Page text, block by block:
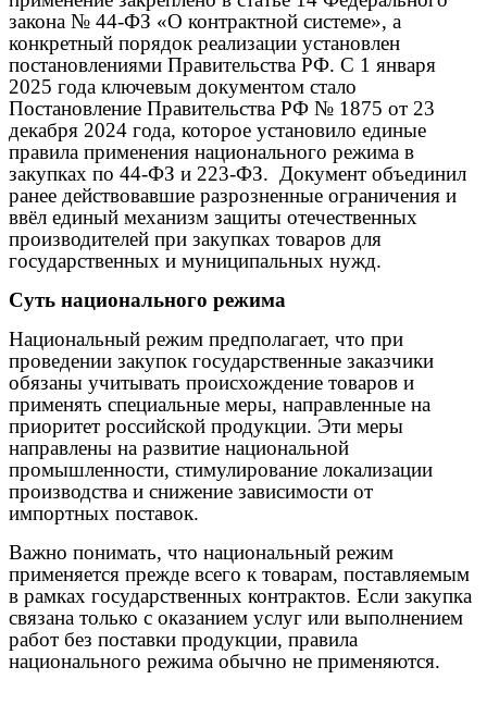
закона № 44-ФЗ «О контрактной системе», а
конкретный порядок реализации установлен
постановлениями Правительства РФ. С 1 января
2025 года ключевым документом стало
Постановление Правительства РФ № 1875 от 23
декабря 2024 года, которое установило единые
правила применения национального режима в
закупках по 44-ФЗ и 223-ФЗ.
Документ объединил
ранее действовавшие разрозненные ограничения и
ввёл единый механизм защиты отечественных
производителей при закупках товаров для
государственных и муниципальных нужд.
Суть национального режима
Национальный режим предполагает, что при
проведении закупок государственные заказчики
обязаны учитывать происхождение товаров и
применять специальные меры, направленные на
приоритет российской продукции. Эти меры
направлены на развитие национальной
промышленности, стимулирование локализации
производства и снижение зависимости от
импортных поставок.
Важно понимать, что национальный режим
применяется прежде всего к товарам, поставляемым
в рамках государственных контрактов. Если закупка
связана только с оказанием услуг или выполнением
работ без поставки продукции, правила
национального режима обычно не применяются.